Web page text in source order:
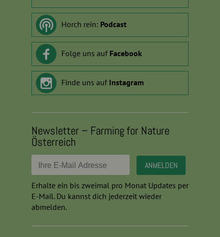
Horch rein: Podcast
Folge uns auf Facebook
Finde uns auf Instagram
Newsletter – Farming for Nature
Österreich
Erhalte ein bis zweimal pro Monat Updates per
E-Mail. Du kannst dich jederzeit wieder
abmelden.